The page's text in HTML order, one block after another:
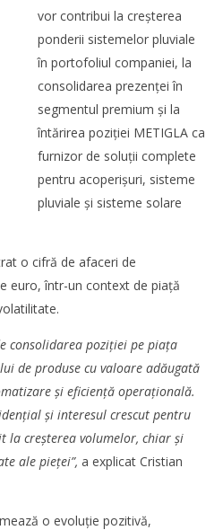
vor contribui la creșterea
ponderii sistemelor pluviale
în portofoliul companiei, la
consolidarea prezenței în
segmentul premium și la
întărirea poziției METIGLA ca
furnizor de soluții complete
pentru acoperișuri, sisteme
pluviale și sisteme solare
o cifră de afaceri de
euro, într-un context de piață
consolidarea poziției pe piața
de produse cu valoare adăugată
și eficiență operațională.
și interesul crescut pentru
la creșterea volumelor, chiar și
ale pieței”, a explicat Cristian
o evoluție pozitivă,